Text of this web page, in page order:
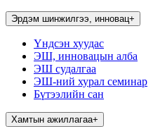
Эрдэм шинжилгээ, инновац+
Үндсэн хуудас
ЭШ, инновацын алба
ЭШ судалгаа
ЭШ-ний хурал семинар
Бүтээлийн сан
Хамтын ажиллагаа+